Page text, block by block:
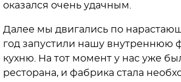
оказался очень удачным.
Далее мы двигались по
год запустили нашу внутреннюю
кухню. На тот момент у нас уже
ресторана, и фабрика стала